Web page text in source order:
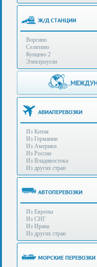
Контакты
Заказать
звонок
Сделать
запрос
Многоканальный
телефон:
(495)
788-
Бесплатные
консультации
(Без
выходных
8:00
до
21:30)
Дополнительные
+7 (929) 575-
96-62
+7 (925) 104-
15-94
e-mail:info@s-standard.ru
Ж/Д СТАНЦИИ
Ворсино
Селятино
Кунцево 2
Электроугли
АВИАПЕРЕВОЗКИ
Из Китая
Из Германии
Из Америки
Из России
Из Владивостока
Из других стран
АВТОПЕРЕВОЗКИ
Из Европы
Из СНГ
Из Ирана
Из других стран
МОРСКИЕ ПЕРЕВОЗКИ